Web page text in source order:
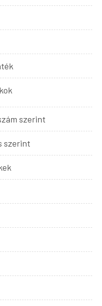
szerint
szerint